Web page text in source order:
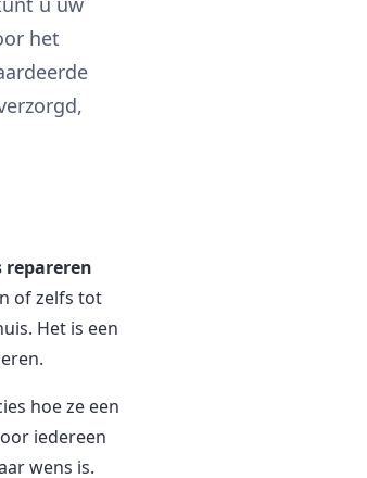
het
repareren
of zelfs tot
Het is een
hoe ze een
iedereen
wens is.